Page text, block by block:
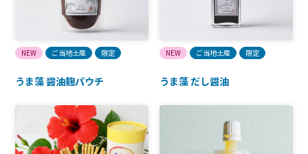
NEW ご当地土産 限定
うま藻 醤油麹パウチ
NEW ご当地土産 限定
うま藻 だし醤油